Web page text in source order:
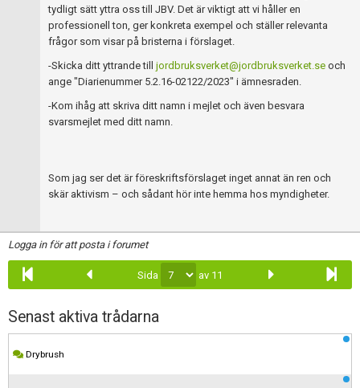
tydligt sätt yttra oss till JBV. Det är viktigt att vi håller en
professionell ton, ger konkreta exempel och ställer relevanta
frågor som visar på bristerna i förslaget.
-Skicka ditt yttrande till jordbruksverket@jordbruksverket.se och
ange "Diarienummer 5.2.16-02122/2023" i ämnesraden.
-Kom ihåg att skriva ditt namn i mejlet och även besvara
svarsmejlet med ditt namn.
Som jag ser det är föreskriftsförslaget inget annat än ren och
skär aktivism – och sådant hör inte hemma hos myndigheter.
Logga in för att posta i forumet
Sida av 11
Senast aktiva trådarna
Drybrush